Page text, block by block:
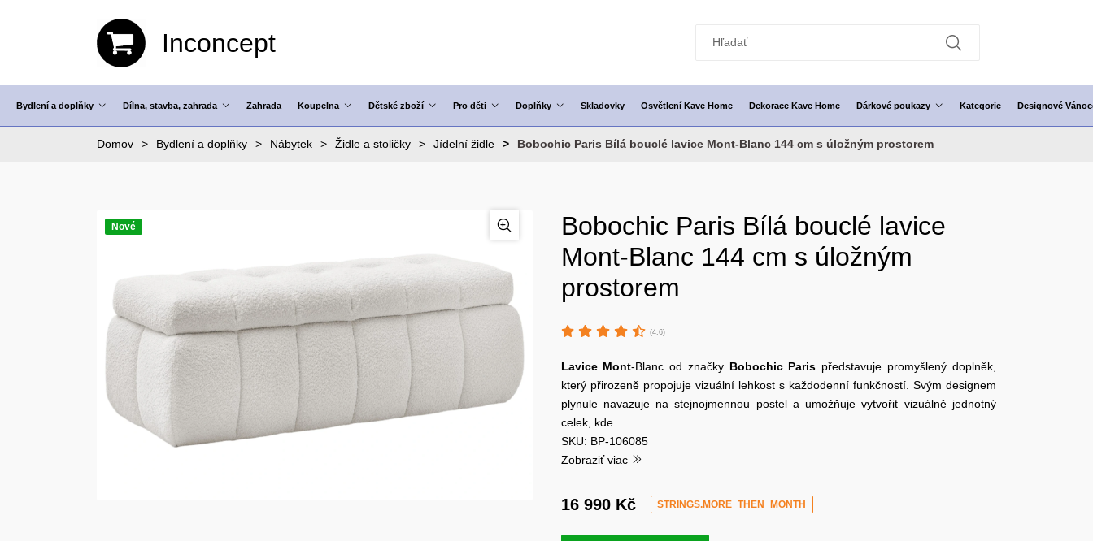
Inconcept
Bydlení a doplňky Dílna, stavba, zahrada Zahrada Koupelna Dětské zboží Pro děti Doplňky Skladovky Osvětlení Kave Home Dekorace Kave Home Dárkové poukazy Kategorie Designové
Domov Bydlení a doplňky Nábytek Židle a stoličky Jídelní židle Bobochic Paris Bílá bouclé lavice Mont-Blanc 144 cm s úložným prostorem
Nové
Bobochic Paris Bílá bouclé lavice
Mont-Blanc 144 cm s úložným
prostorem
(4.6)
Lavice Mont-Blanc od značky Bobochic Paris představuje promyšlený doplněk,
který přirozeně propojuje vizuální lehkost s každodenní funkčností. Svým designem
plynule navazuje na stejnojmennou postel a umožňuje vytvořit vizuálně jednotný
celek, kde…
SKU: BP-106085
Zobraziť viac
16 990 Kč STRINGS.MORE_THEN_MONTH